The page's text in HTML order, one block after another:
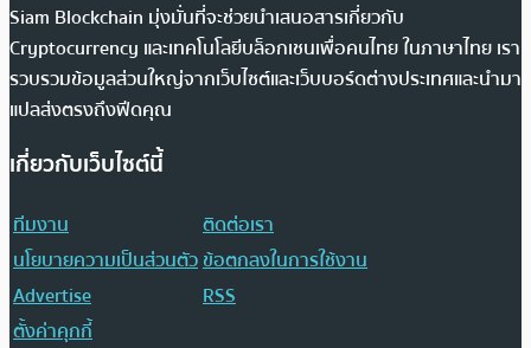
Siam Blockchain มุ่งมั่นที่จะช่วยนำเสนอสารเกี่ยวกับ
Cryptocurrency และเทคโนโลยีบล็อกเชนเพื่อคนไทย ในภาษาไทย เรา
รวบรวมข้อมูลส่วนใหญ่จากเว็บไซต์และเว็บบอร์ดต่างประเทศและนำมา
แปลส่งตรงถึงฟีดคุณ
เกี่ยวกับเว็บไซต์นี้
ทีมงาน
ติดต่อเรา
นโยบายความเป็นส่วนตัวข้อตกลงในการใช้งาน
Advertise
RSS
ตั้งค่าคุกกี้